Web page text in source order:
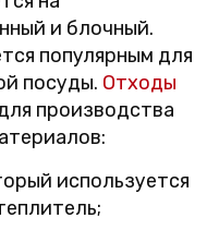
и блочный.
популярным для
посуды. Отходы
производства
используется